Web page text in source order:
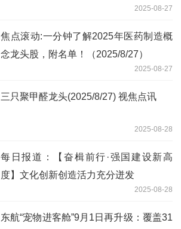
2025-08-27
焦点滚动:一分钟了解2025年医药制造概
念龙头股，附名单！（2025/8/27）
2025-08-27
三只聚甲醛龙头(2025/8/27) 视焦点讯
2025-08-28
每日报道：【奋楫前行·强国建设新高
度】文化创新创造活力充分迸发
2025-08-28
东航“宠物进客舱”9月1日再升级：覆盖31